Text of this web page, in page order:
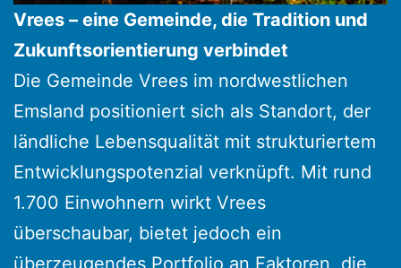
Vrees – eine Gemeinde, die Tradition und
Zukunftsorientierung verbindet
Die Gemeinde Vrees im nordwestlichen
Emsland positioniert sich als Standort, der
ländliche Lebensqualität mit strukturiertem
Entwicklungspotenzial verknüpft. Mit rund
1.700 Einwohnern wirkt Vrees
überschaubar, bietet jedoch ein
überzeugendes Portfolio an Faktoren, die